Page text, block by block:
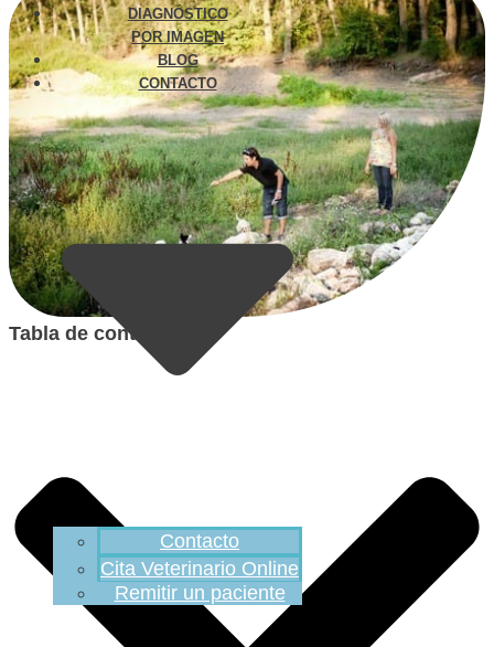
DIAGNÓSTICO
POR IMAGEN
BLOG
CONTACTO
Contacto
Cita Veterinario Online
Remitir un paciente
Tabla de contenidos